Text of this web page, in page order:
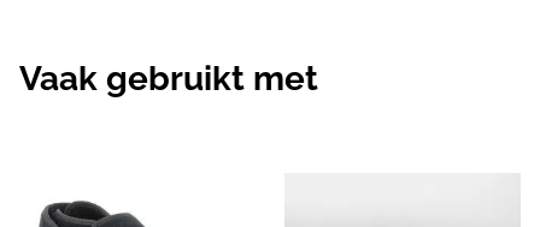
Vaak gebruikt met